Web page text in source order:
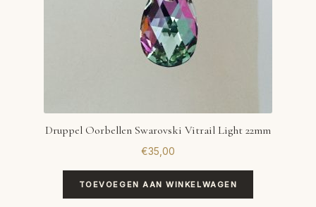
Druppel Oorbellen Swarovski Vitrail Light 22mm
€35,00
TOEVOEGEN AAN WINKELWAGEN